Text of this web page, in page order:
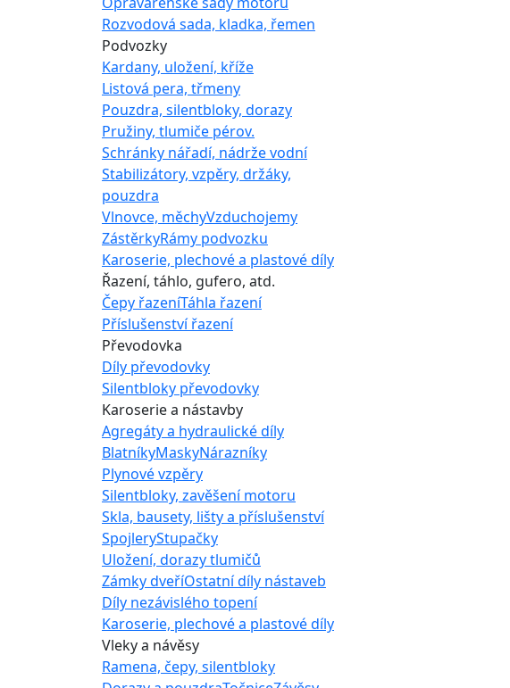
Rozvodová sada, kladka, řemen
Podvozky
Kardany, uložení, kříže
Listová pera, třmeny
Pouzdra, silentbloky, dorazy
Pružiny, tlumiče pérov.
Schránky nářadí, nádrže vodní
Stabilizátory, vzpěry, držáky,
pouzdra
Vlnovce, měchyVzduchojemy
ZástěrkyRámy podvozku
Karoserie, plechové a plastové díly
Řazení, táhlo, gufero, atd.
Čepy řazeníTáhla řazení
Příslušenství řazení
Převodovka
Díly převodovky
Silentbloky převodovky
Karoserie a nástavby
Agregáty a hydraulické díly
BlatníkyMaskyNárazníky
Plynové vzpěry
Silentbloky, zavěšení motoru
Skla, bausety, lišty a příslušenství
SpojleryStupačky
Uložení, dorazy tlumičů
Zámky dveříOstatní díly nástaveb
Díly nezávislého topení
Karoserie, plechové a plastové díly
Vleky a návěsy
Ramena, čepy, silentbloky